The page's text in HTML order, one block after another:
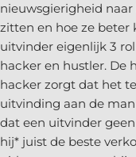
nieuwsgierigheid
zitten en hoe ze beter
uitvinder eigenlijk 3
hacker en hustler. De
hacker zorgt dat het
uitvinding aan de
dat een uitvinder
hij* juist de beste